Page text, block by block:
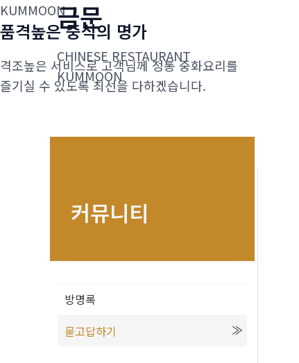
콘
텐
로
건
금문
CHINESE RESTAURANT
KUMMOON
KUMMOON
품격높은 중식의 명가
격조높은 서비스로 고객님께 정통 중화요리를
즐기실 수 있도록 최선을 다하겠습니다.
커뮤니티
방명록
묻고답하기